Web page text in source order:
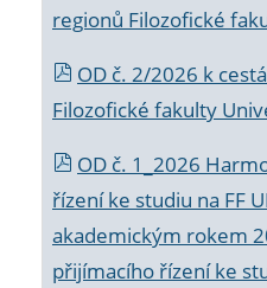
regionů Filozofické
OD č. 2/2026 k
Filozofické fakulty
OD č. 1_2026
řízení ke studiu na FF
akademickým rokem
přijímacího řízení ke